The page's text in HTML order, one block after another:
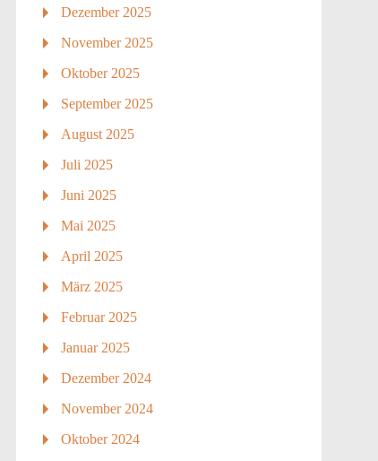
Dezember 2025
November 2025
Oktober 2025
September 2025
August 2025
Juli 2025
Juni 2025
Mai 2025
April 2025
März 2025
Februar 2025
Januar 2025
Dezember 2024
November 2024
Oktober 2024